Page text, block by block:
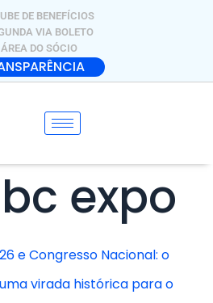
DE BENEFÍCIOS
VIA BOLETO
ÁREA DO SÓCIO
expo
e Congresso Nacional: o
virada histórica para o